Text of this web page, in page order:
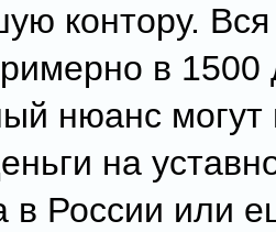
контору. Вся
в
нюанс могут
на
в России или